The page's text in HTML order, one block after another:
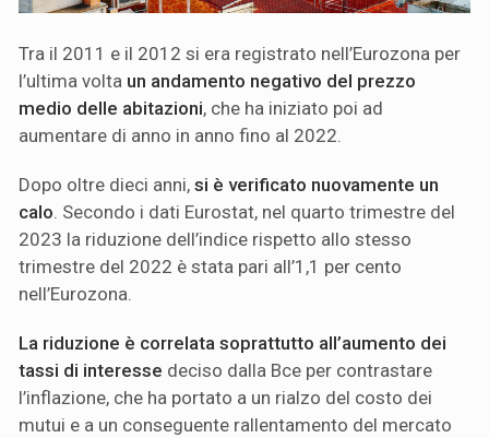
Tra il 2011 e il 2012 si era registrato nell’Eurozona per
l’ultima volta un andamento negativo del prezzo
medio delle abitazioni, che ha iniziato poi ad
aumentare di anno in anno fino al 2022.
Dopo oltre dieci anni, si è verificato nuovamente un
calo. Secondo i dati Eurostat, nel quarto trimestre del
2023 la riduzione dell’indice rispetto allo stesso
trimestre del 2022 è stata pari all’1,1 per cento
nell’Eurozona.
La riduzione è correlata soprattutto all’aumento dei
tassi di interesse deciso dalla Bce per contrastare
l’inflazione, che ha portato a un rialzo del costo dei
mutui e a un conseguente rallentamento del mercato